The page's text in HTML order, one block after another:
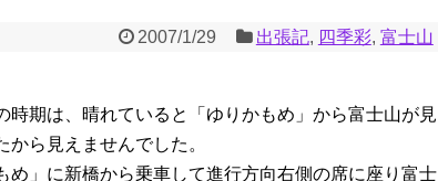
2007/1/29 出張記, 四季彩, 富士山
時期は、晴れていると「ゆりかもめ」から富士山が見
ら見えませんでした。
め」に新橋から乗車して進行方向右側の席に座り富士